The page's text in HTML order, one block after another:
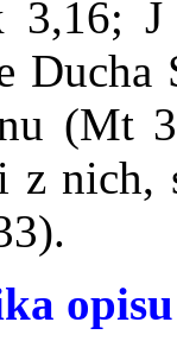
J
(Mt
z nich,